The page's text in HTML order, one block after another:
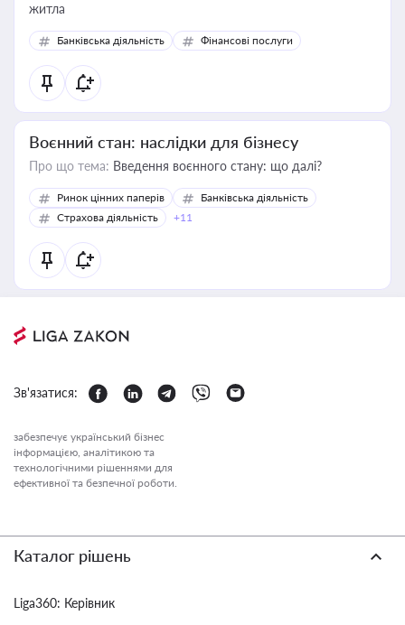
житла
Банківська діяльність Фінансові послуги
Воєнний стан: наслідки для бізнесу
Про що тема: Введення воєнного стану: що далі?
Ринок цінних паперів
Банківська діяльність
Страхова діяльність
+11
Зв'язатися:
забезпечує український бізнес
інформацією, аналітикою та
технологічними рішеннями для
ефективної та безпечної роботи.
Каталог рішень
Liga360: Керівник